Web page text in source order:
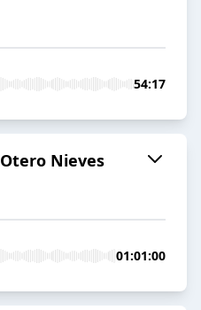
54:17
Otero Nieves
01:01:00